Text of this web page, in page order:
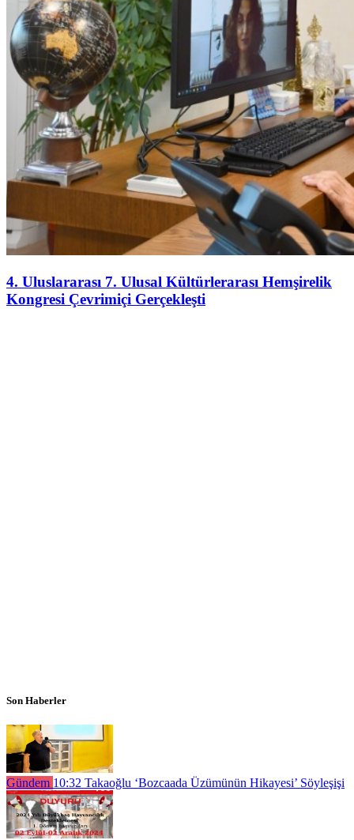
4. Uluslararası 7. Ulusal Kültürlerarası Hemşirelik
Kongresi Çevrimiçi Gerçekleşti
Son Haberler
Gündem 10:32 Takaoğlu ‘Bozcaada Üzümünün Hikayesi’ Söyleşişi